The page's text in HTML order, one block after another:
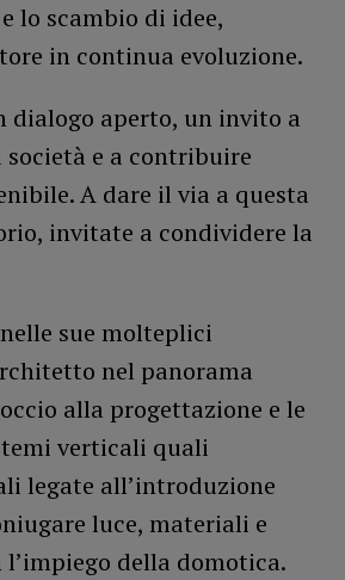
lo scambio di idee,
in continua evoluzione.
dialogo aperto, un invito a
e a contribuire
A dare il via a questa
invitate a condividere la
sue molteplici
nel panorama
alla progettazione e le
verticali quali
legate all’introduzione
luce, materiali e
della domotica.